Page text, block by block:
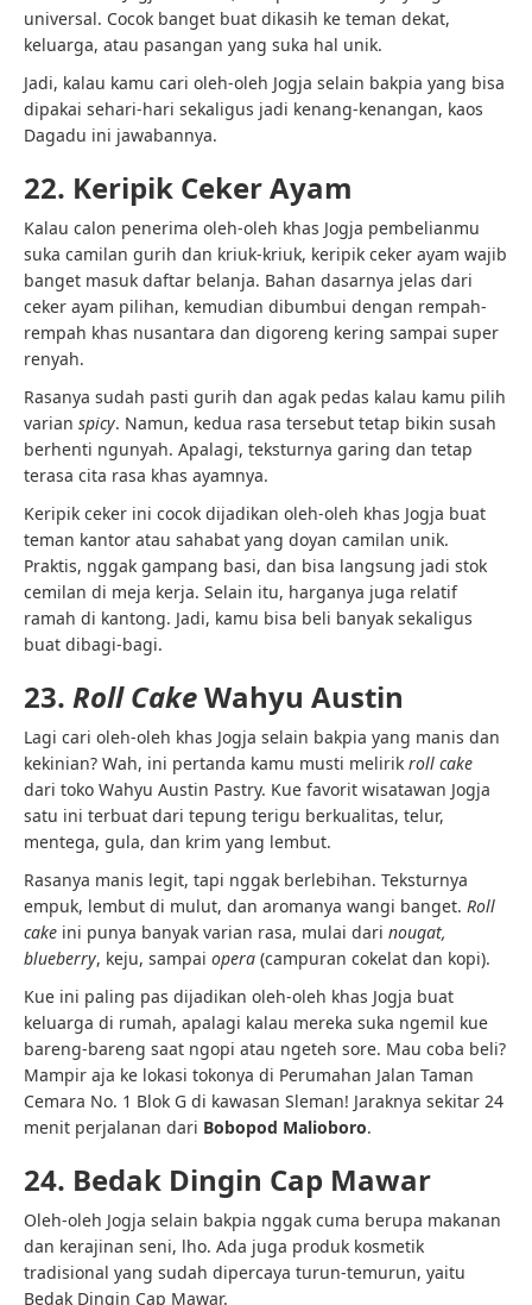
universal. Cocok banget buat dikasih ke teman dekat,
keluarga, atau pasangan yang suka hal unik.
Jadi, kalau kamu cari oleh-oleh Jogja selain bakpia yang bisa
dipakai sehari-hari sekaligus jadi kenang-kenangan, kaos
Dagadu ini jawabannya.
22. Keripik Ceker Ayam
Kalau calon penerima oleh-oleh khas Jogja pembelianmu
suka camilan gurih dan kriuk-kriuk, keripik ceker ayam wajib
banget masuk daftar belanja. Bahan dasarnya jelas dari
ceker ayam pilihan, kemudian dibumbui dengan rempah-
rempah khas nusantara dan digoreng kering sampai super
renyah.
Rasanya sudah pasti gurih dan agak pedas kalau kamu pilih
varian spicy. Namun, kedua rasa tersebut tetap bikin susah
berhenti ngunyah. Apalagi, teksturnya garing dan tetap
terasa cita rasa khas ayamnya.
Keripik ceker ini cocok dijadikan oleh-oleh khas Jogja buat
teman kantor atau sahabat yang doyan camilan unik.
Praktis, nggak gampang basi, dan bisa langsung jadi stok
cemilan di meja kerja. Selain itu, harganya juga relatif
ramah di kantong. Jadi, kamu bisa beli banyak sekaligus
buat dibagi-bagi.
23. Roll CakeWahyu Austin
Lagi cari oleh-oleh khas Jogja selain bakpia yang manis dan
kekinian? Wah, ini pertanda kamu musti melirik roll cake
dari toko Wahyu Austin Pastry. Kue favorit wisatawan Jogja
satu ini terbuat dari tepung terigu berkualitas, telur,
mentega, gula, dan krim yang lembut.
Rasanya manis legit, tapi nggak berlebihan. Teksturnya
empuk, lembut di mulut, dan aromanya wangi banget. Roll
cake ini punya banyak varian rasa, mulai dari nougat,
blueberry, keju, sampai opera (campuran cokelat dan kopi).
Kue ini paling pas dijadikan oleh-oleh khas Jogja buat
keluarga di rumah, apalagi kalau mereka suka ngemil kue
bareng-bareng saat ngopi atau ngeteh sore. Mau coba beli?
Mampir aja ke lokasi tokonya di Perumahan Jalan Taman
Cemara No. 1 Blok G di kawasan Sleman! Jaraknya sekitar 24
menit perjalanan dari Bobopod Malioboro.
24. Bedak Dingin Cap Mawar
Oleh-oleh Jogja selain bakpia nggak cuma berupa makanan
dan kerajinan seni, lho. Ada juga produk kosmetik
tradisional yang sudah dipercaya turun-temurun, yaitu
Bedak Dingin Cap Mawar.